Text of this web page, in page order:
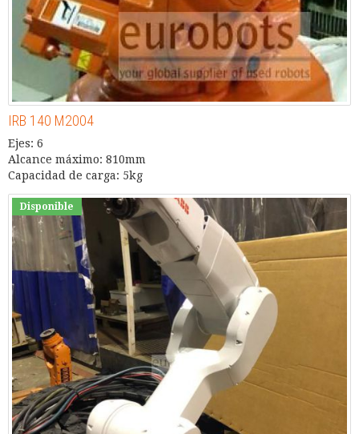
IRB 140 M2004
Ejes: 6
Alcance máximo: 810mm
Capacidad de carga: 5kg
Disponible